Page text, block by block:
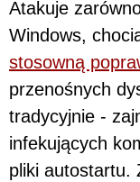
Atakuje
Windows,
stosowną
przenośnych
tradycyjnie -
infekujących
pliki autostartu.